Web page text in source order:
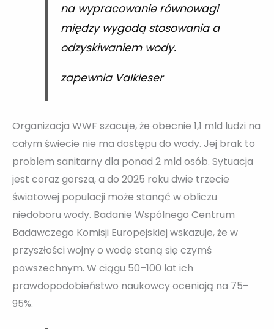
na wypracowanie równowagi
między wygodą stosowania a
odzyskiwaniem wody.
zapewnia Valkieser
Organizacja WWF szacuje, że obecnie 1,1 mld ludzi na
całym świecie nie ma dostępu do wody. Jej brak to
problem sanitarny dla ponad 2 mld osób. Sytuacja
jest coraz gorsza, a do 2025 roku dwie trzecie
światowej populacji może stanąć w obliczu
niedoboru wody. Badanie Wspólnego Centrum
Badawczego Komisji Europejskiej wskazuje, że w
przyszłości wojny o wodę staną się czymś
powszechnym. W ciągu 50–100 lat ich
prawdopodobieństwo naukowcy oceniają na 75–
95%.